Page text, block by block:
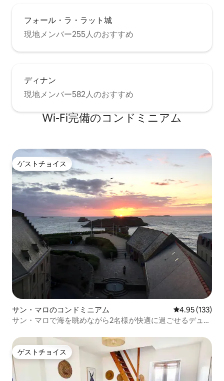
フォール・ラ・ラット城
現地メンバー255人のおすすめ
ディナン
現地メンバー582人のおすすめ
Wi-Fi完備のコンドミニアム
ゲストチョイス
ゲストチョイス
サン・マロのコンドミニアム レビュー133
4.95 (133)
サン・マロで海を眺めながら2名様が快適に過ごせるデュプ
ゲストチョイス
ゲストチョイス